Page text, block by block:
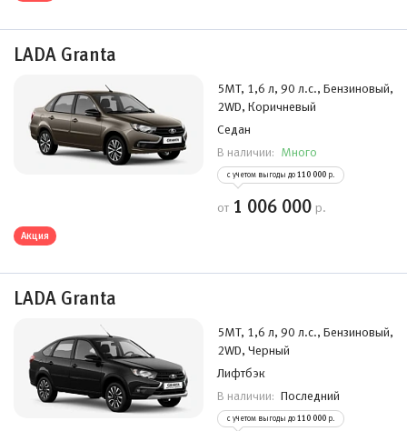
LADA Granta
5MT, 1,6 л, 90 л.с., Бензиновый,
2WD, Коричневый
Седан
В наличии: Много
с учетом выгоды до 110 000 р.
от 1 006 000 р.
Акция
LADA Granta
5MT, 1,6 л, 90 л.с., Бензиновый,
2WD, Черный
Лифтбэк
В наличии: Последний
с учетом выгоды до 110 000 р.